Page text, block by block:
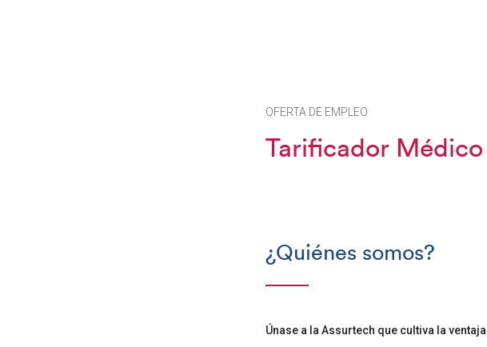
OFERTA DE EMPLEO
Tarificador Médico
¿Quiénes somos?
Únase a la Assurtech que cultiva la